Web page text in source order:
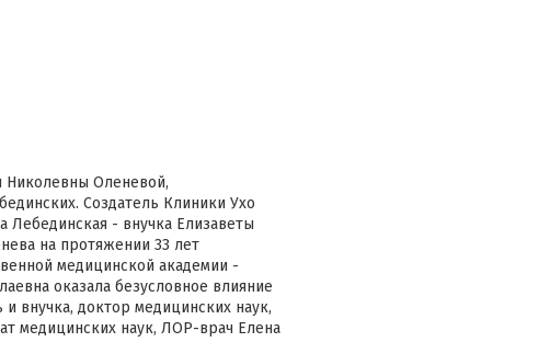
Николевны Оленевой,
Создатель Клиники Ухо
Лебединская - внучка Елизаветы
на протяжении 33 лет
медицинской академии -
оказала безусловное влияние
внучка, доктор медицинских наук,
медицинских наук, ЛОР-врач Елена